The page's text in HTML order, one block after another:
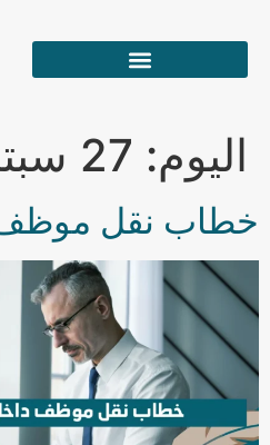
اليوم: 27 سبتمبر، 2023
خطاب نقل